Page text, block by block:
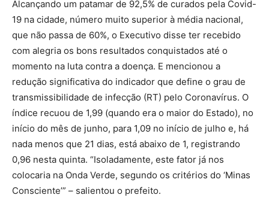
Alcançando um patamar de 92,5% de curados pela Covid-
19 na cidade, número muito superior à média nacional,
que não passa de 60%, o Executivo disse ter recebido
com alegria os bons resultados conquistados até o
momento na luta contra a doença. E mencionou a
redução significativa do indicador que define o grau de
transmissibilidade de infecção (RT) pelo Coronavírus. O
índice recuou de 1,99 (quando era o maior do Estado), no
início do mês de junho, para 1,09 no início de julho e, há
nada menos que 21 dias, está abaixo de 1, registrando
0,96 nesta quinta. “Isoladamente, este fator já nos
colocaria na Onda Verde, segundo os critérios do ‘Minas
Consciente’” – salientou o prefeito.